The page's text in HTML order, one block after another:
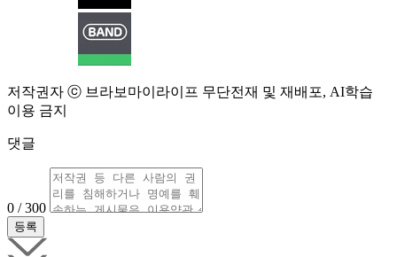
저작권자 ⓒ 브라보마이라이프 무단전재 및 재배포, AI학습
이용 금지
댓글
0 / 300